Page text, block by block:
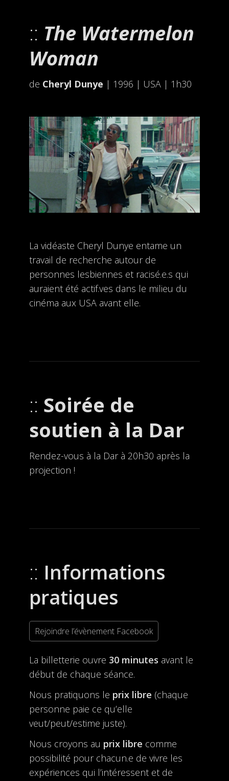
The Watermelon
Woman
de Cheryl Dunye | 1996 | USA | 1h30
La vidéaste Cheryl Dunye entame un
travail de recherche autour de
personnes lesbiennes et racisé.e.s qui
auraient été actif.ves dans le milieu du
cinéma aux USA avant elle.
Soirée de
soutien à la Dar
Rendez-vous à la Dar à 20h30 après la
projection !
Informations
pratiques
Rejoindre l’évènement Facebook
La billetterie ouvre 30 minutes avant le
début de chaque séance.
Nous pratiquons le prix libre (chaque
personne paie ce qu’elle
veut/peut/estime juste).
Nous croyons au prix libre comme
possibilité pour chacun.e de vivre les
expériences qui l’intéressent et de